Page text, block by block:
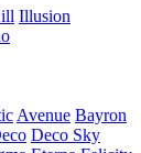
Illusion
Avenue Bayron
Deco Sky